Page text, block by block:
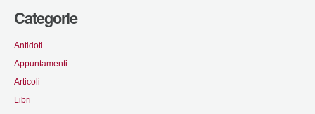
Categorie
Antidoti
Appuntamenti
Articoli
Libri